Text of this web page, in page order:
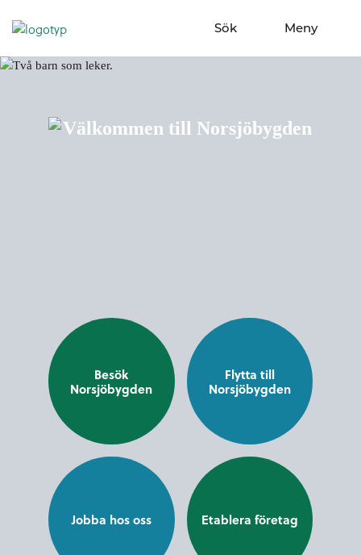
Sök
Visa sökfält Meny
Visa meny
Besök
Norsjöbygden
Flytta till
Norsjöbygden
Jobba hos oss Etablera företag